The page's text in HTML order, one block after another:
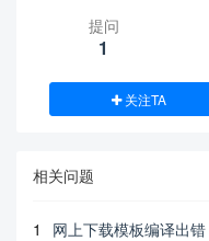
提问
1
关注TA
相关问题
1
网上下载模板编译出错